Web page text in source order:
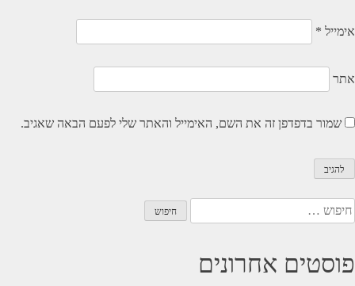
אימייל *
אתר
שמור בדפדפן זה את השם, האימייל והאתר שלי לפעם הבאה שאגיב.
חיפוש:
פוסטים אחרונים